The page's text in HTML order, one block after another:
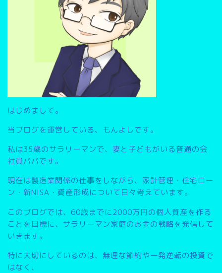
はじめまして。
当ブログを運営している、もんよしです。
私は35歳のサラリーマンで、妻と子どもがいる普通の会
社員パパです。
現在は製造業関係の仕事をしながら、家計管理・住宅ロー
ン・新NISA・資産形成について日々考えています。
このブログでは、 60歳までに2000万円の個人資産を作る
こと を目標に、サラリーマン家庭のお金の戦略を発信して
いきます。
特に大切にしているのは、無理な節約や一発逆転の投資で
はなく、